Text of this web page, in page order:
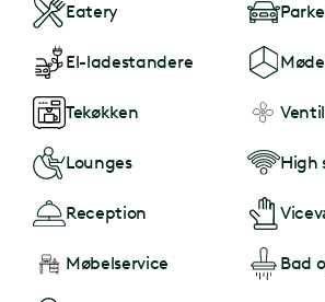
Eatery
El-ladestandere
Tekøkken
Lounges High
Reception
Møbelservice Bad